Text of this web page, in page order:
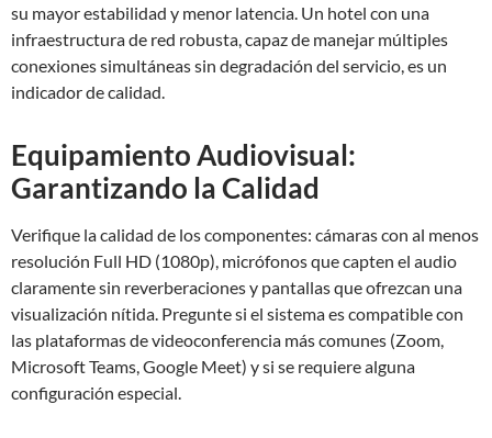
su mayor estabilidad y menor latencia. Un hotel con una
infraestructura de red robusta, capaz de manejar múltiples
conexiones simultáneas sin degradación del servicio, es un
indicador de calidad.
Equipamiento Audiovisual:
Garantizando la Calidad
Verifique la calidad de los componentes: cámaras con al menos
resolución Full HD (1080p), micrófonos que capten el audio
claramente sin reverberaciones y pantallas que ofrezcan una
visualización nítida. Pregunte si el sistema es compatible con
las plataformas de videoconferencia más comunes (Zoom,
Microsoft Teams, Google Meet) y si se requiere alguna
configuración especial.